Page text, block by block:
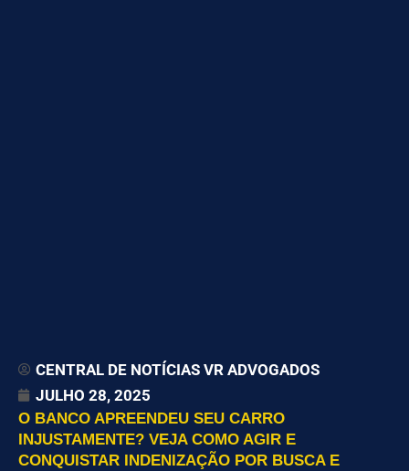
CENTRAL DE NOTÍCIAS VR ADVOGADOS
JULHO 28, 2025
O BANCO APREENDEU SEU CARRO
INJUSTAMENTE? VEJA COMO AGIR E
CONQUISTAR INDENIZAÇÃO POR BUSCA E